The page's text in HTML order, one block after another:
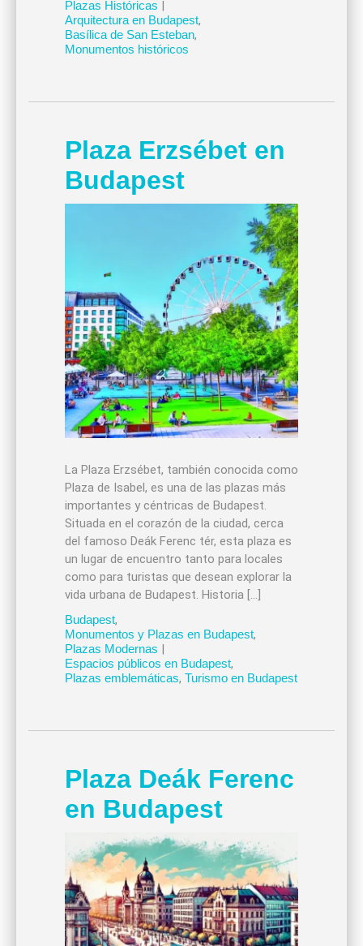
Plazas Históricas
Arquitectura en Budapest,
Basílica de San Esteban,
Monumentos históricos
Plaza Erzsébet en
Budapest
La Plaza Erzsébet, también conocida como
Plaza de Isabel, es una de las plazas más
importantes y céntricas de Budapest.
Situada en el corazón de la ciudad, cerca
del famoso Deák Ferenc tér, esta plaza es
un lugar de encuentro tanto para locales
como para turistas que desean explorar la
vida urbana de Budapest. Historia […]
Budapest,
Monumentos y Plazas en Budapest,
Plazas Modernas |
Espacios públicos en Budapest,
Plazas emblemáticas, Turismo en Budapest
Plaza Deák Ferenc
en Budapest